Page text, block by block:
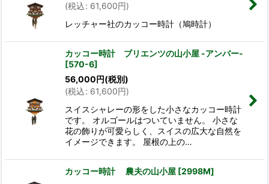
(税込: 61,600円)
レッチャー社のカッコー時計（鳩時計）
カッコー時計 ブリエンツの山小屋 -アンバー-
[570-6]
56,000円(税別)
(税込: 61,600円)
スイスシャレーの形をした小さなカッコー時計
です。 オルゴールはついていません。 小さな
花の飾りが可愛らしく、スイスの広大な自然を
イメージできます。 屋根の上の…
カッコー時計 農夫の山小屋 [2998M]